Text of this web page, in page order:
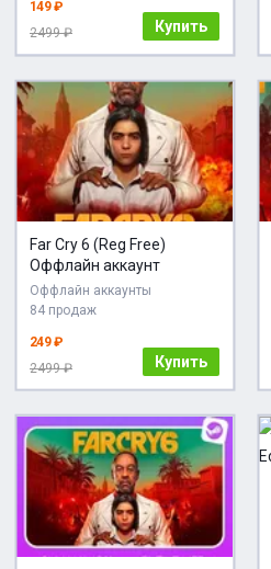
149 ₽
2499 ₽
Купить
Far Cry 6 (Reg Free)
Оффлайн аккаунт
Оффлайн аккаунты
84 продаж
249 ₽
2499 ₽
Купить